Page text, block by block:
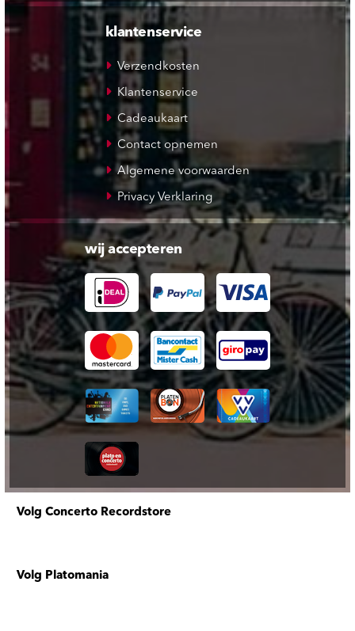
klantenservice
Verzendkosten
Klantenservice
Cadeaukaart
Contact opnemen
Algemene voorwaarden
Privacy Verklaring
wij accepteren
Volg Concerto Recordstore
Volg Platomania